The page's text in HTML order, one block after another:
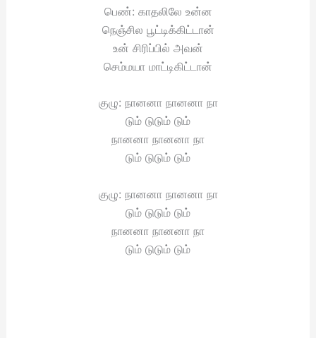
பெண்: காதலிலே உன்ன
நெஞ்சில பூட்டிக்கிட்டான்
உன் சிரிப்பில் அவன்
செம்மயா மாட்டிகிட்டான்
குழு: நானனா நானனா நா
டும் டுடும் டும்
நானனா நானனா நா
டும் டுடும் டும்
குழு: நானனா நானனா நா
டும் டுடும் டும்
நானனா நானனா நா
டும் டுடும் டும்